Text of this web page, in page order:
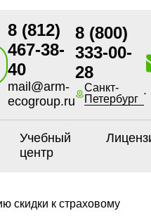
8 (812)
467-38-
40
mail@arm-
ecogroup.ru
8 (800)
333-00-
28
Санкт-
Петербург
Учебный
центр
скидки к страховому